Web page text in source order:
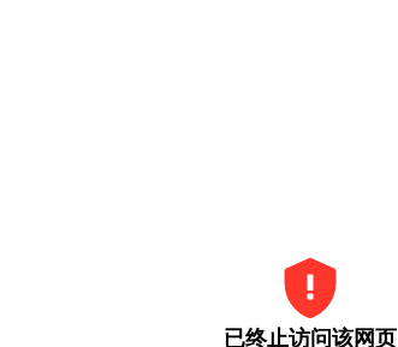
已终止访问该网页